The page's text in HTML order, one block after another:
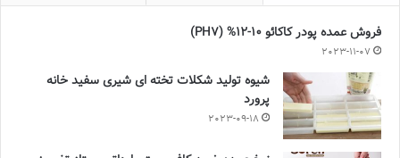
فروش عمده پودر کاکائو 10-12% (PH7)
2023-11-07
شیوه تولید شکلات تخته ای شیری سفید خانه
پرورد
2023-09-18